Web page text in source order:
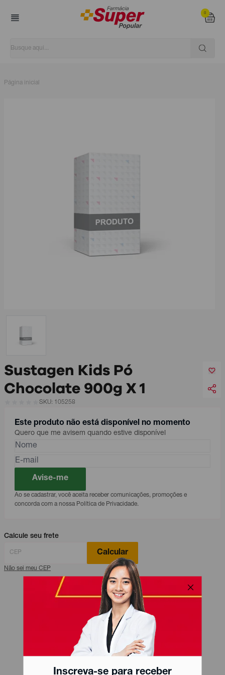
0
Inscreva-se para receber
Página inicial
Sustagen Kids Pó
Chocolate 900g X 1
SKU: 105258
Este produto não está disponível no momento
Quero que me avisem quando estive disponível
Avise-me
Ao se cadastrar, você aceita receber comunicações, promoções e
concorda com a nossa Política de Privacidade.
Calcule seu frete
Calcular
Não sei meu CEP